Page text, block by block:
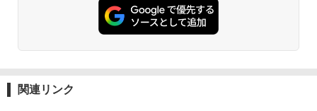
方 マニュアル AI副業にもコンテンツ作成
にもKindle出版にも！ 非エンジニアのた
めのAIコーディング入門シリーズ
Kindle Paperwhite シグニチャーエディ
ション (32GB) 7インチディスプレイ、明
関連リンク